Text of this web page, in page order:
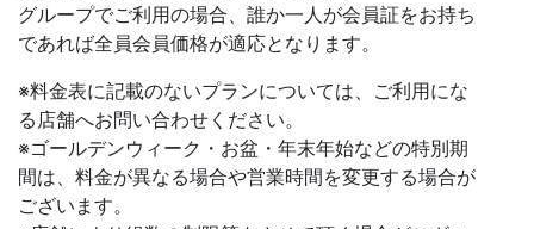
グループでご利用の場合、誰か一人が会員証をお持ち
であれば全員会員価格が適応となります。
※料金表に記載のないプランについては、ご利用にな
る店舗へお問い合わせください。
※ゴールデンウィーク・お盆・年末年始などの特別期
間は、料金が異なる場合や営業時間を変更する場合が
ございます。